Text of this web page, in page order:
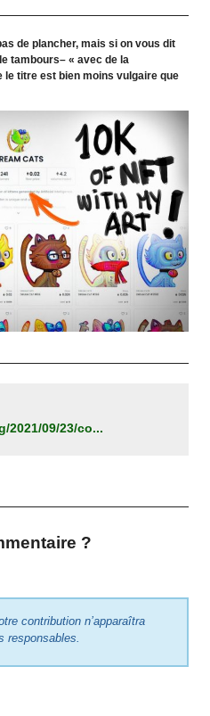
de plancher, mais si on vous dit
tambours– « avec de la
titre est bien moins vulgaire que
2021/09/23/co...
?
contribution n’apparaîtra
responsables.